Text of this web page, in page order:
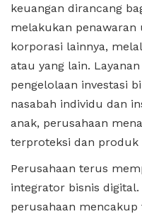
keuangan dirancang
melakukan
korporasi lainnya,
atau yang lain.
pengelolaan investasi
nasabah individu dan
anak, perusahaan
terproteksi dan produk
Perusahaan terus
integrator bisnis
perusahaan